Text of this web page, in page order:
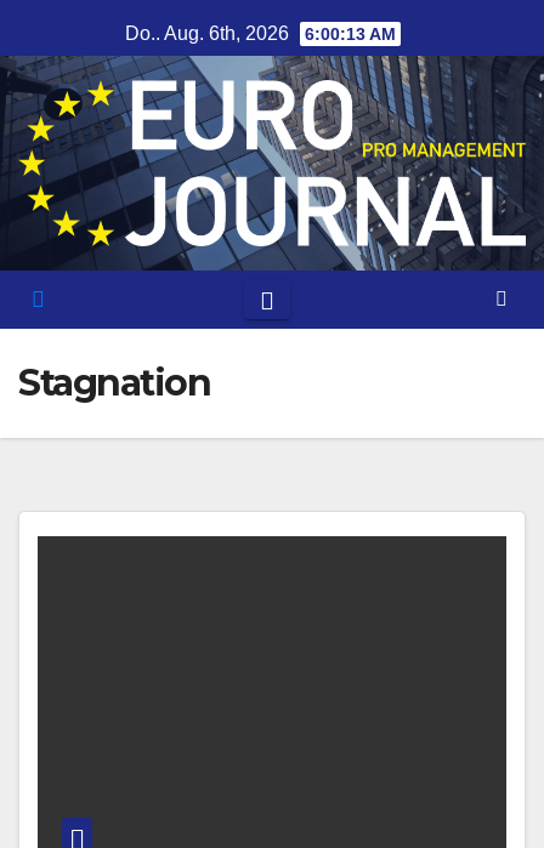
Inhalt
springen
Do.. Aug. 6th, 2026 6:00:13 AM
Stagnation